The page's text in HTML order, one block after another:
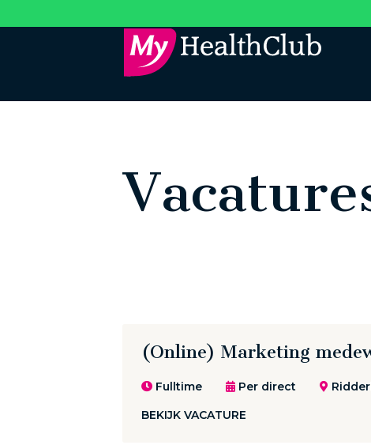
(Online) Marketing
Fulltime Per direct
BEKIJK VACATURE